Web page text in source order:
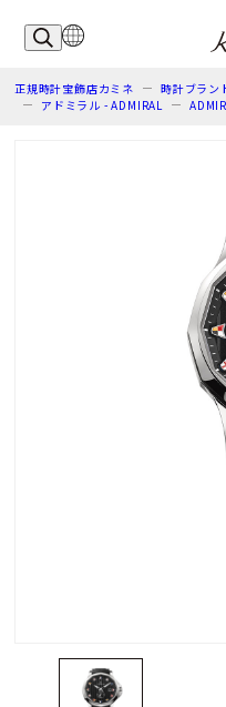
正規時計宝飾店カミネ 時計ブラン
アドミラル - ADMIRAL